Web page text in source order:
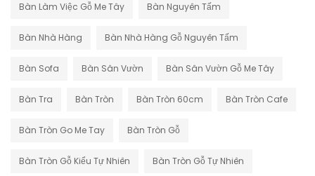
Bàn Làm Việc Gỗ Me Tây Bàn Nguyên Tấm
Bàn Nhà Hàng Bàn Nhà Hàng Gỗ Nguyên Tấm
Bàn Sofa Bàn Sân Vườn Bàn Sân Vườn Gỗ Me Tây
Bàn Tra Bàn Tròn Bàn Tròn 60cm Bàn Tròn Cafe
Bàn Tròn Go Me Tay Bàn Tròn Gỗ
Bàn Tròn Gỗ Kiểu Tự Nhiên Bàn Tròn Gỗ Tự Nhiên